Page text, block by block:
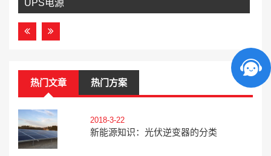
UPS电源
热门文章 热门方案
2018-3-22
新能源知识：光伏逆变器的分类